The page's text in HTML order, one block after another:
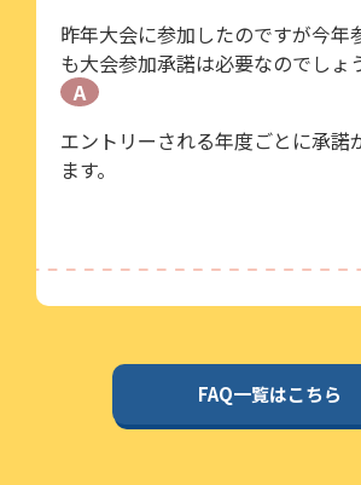
昨年大会に参加したのですが今年
も大会参加承諾は必要なのでしょ
A
エントリーされる年度ごとに承諾
ます。
FAQ一覧はこちら